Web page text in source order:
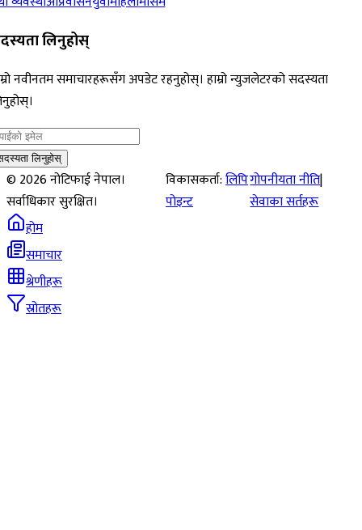
लिनुहोस्
नवीनतम समाचारहरूसँग अपडेट रहनुहोस्। हाम्रो न्युजलेटरको सदस्यता
लिनुहोस्
©2026नोटिफाई नेपाल।
सर्वाधिकार सुरक्षित।
विकासकर्ता:लिपि
पोइन्ट
गोपनीयता नीति|
सेवाका सर्तहरू
होम
समाचार
श्रेणीहरू
स्रोतहरू